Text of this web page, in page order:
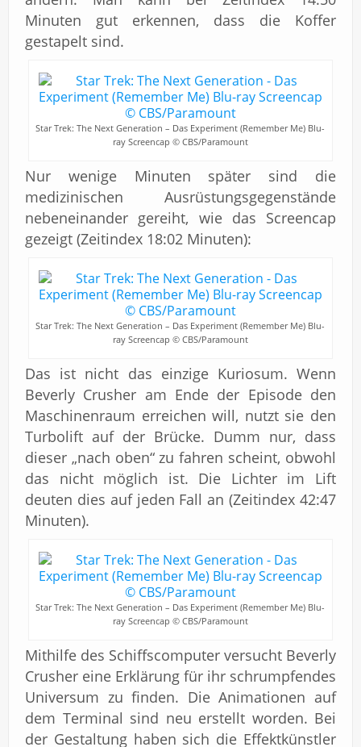
Minuten gut erkennen, dass die Koffer
gestapelt sind.
Star Trek: The Next Generation – Das Experiment (Remember Me) Blu-
ray Screencap © CBS/Paramount
Nur wenige Minuten später sind die
medizinischen Ausrüstungsgegenstände
nebeneinander gereiht, wie das Screencap
gezeigt (Zeitindex 18:02 Minuten):
Star Trek: The Next Generation – Das Experiment (Remember Me) Blu-
ray Screencap © CBS/Paramount
Das ist nicht das einzige Kuriosum. Wenn
Beverly Crusher am Ende der Episode den
Maschinenraum erreichen will, nutzt sie den
Turbolift auf der Brücke. Dumm nur, dass
dieser „nach oben“ zu fahren scheint, obwohl
das nicht möglich ist. Die Lichter im Lift
deuten dies auf jeden Fall an (Zeitindex 42:47
Minuten).
Star Trek: The Next Generation – Das Experiment (Remember Me) Blu-
ray Screencap © CBS/Paramount
Mithilfe des Schiffscomputer versucht Beverly
Crusher eine Erklärung für ihr schrumpfendes
Universum zu finden. Die Animationen auf
dem Terminal sind neu erstellt worden. Bei
der Gestaltung haben sich die Effektkünstler